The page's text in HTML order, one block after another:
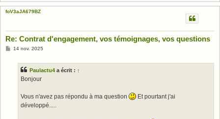
foV3aJA679BZ
Re: Contrat d'engagement, vos témoignages, vos questions
M14 nov. 2025
Paulactu4 a écrit : ↑
Bonjour
Vous n'avez pas répondu à ma question
Et pourtant j'ai
développé.....